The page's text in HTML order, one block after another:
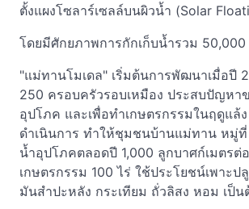
ตั้งแผงโซลาร์เซลล์บนผิวน้ำ (Solar
โดยมีศักยภาพการกักเก็บน้ำรวม 50,000
"แม่ทานโมเดล" เริ่มต้นการพัฒนาเมื่อปี
250 ครอบครัวรอบเหมือง ประสบปัญหา
อุปโภค และเพื่อทำเกษตรกรรมในฤดูแล้ง
ดำเนินการ ทำให้ชุมชนบ้านแม่ทาน หมู่
น้ำอุปโภคตลอดปี 1,000 ลูกบาศก์เมตรต่
เกษตรกรรม 100 ไร่ ใช้ประโยชน์เพาะ
มันสำปะหลัง กระเทียม ถั่วลิสง หอม เป็น